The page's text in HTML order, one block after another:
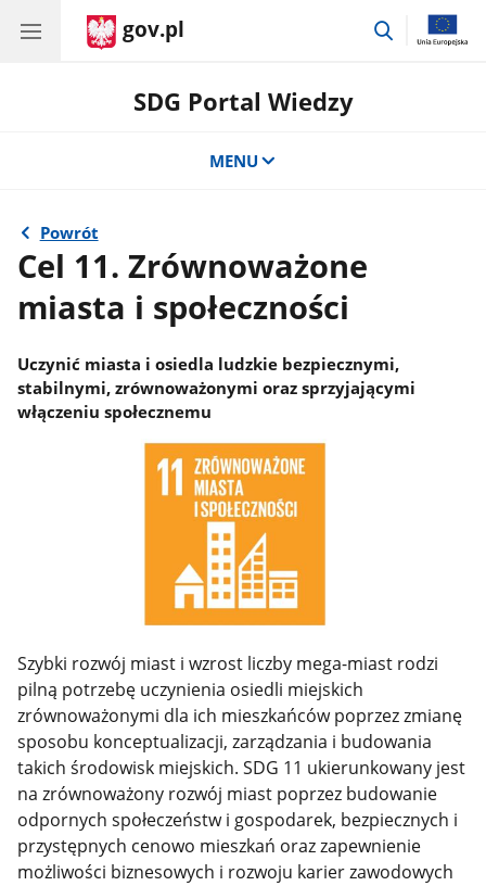
gov.pl
przejdź
SDG Portal Wiedzy
MENU
Powrót
Cel 11. Zrównoważone
miasta i społeczności
Uczynić miasta i osiedla ludzkie bezpiecznymi,
stabilnymi, zrównoważonymi oraz sprzyjającymi
włączeniu społecznemu
Szybki rozwój miast i wzrost liczby mega-miast rodzi
pilną potrzebę uczynienia osiedli miejskich
zrównoważonymi dla ich mieszkańców poprzez zmianę
sposobu konceptualizacji, zarządzania i budowania
takich środowisk miejskich. SDG 11 ukierunkowany jest
na zrównoważony rozwój miast poprzez budowanie
odpornych społeczeństw i gospodarek, bezpiecznych i
przystępnych cenowo mieszkań oraz zapewnienie
możliwości biznesowych i rozwoju karier zawodowych